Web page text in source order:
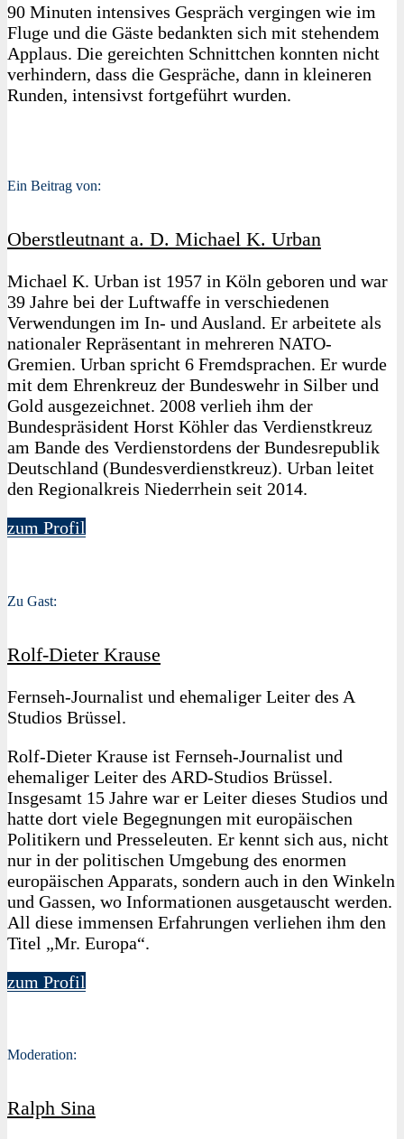
90 Minuten intensives Gespräch vergingen wie im
Fluge und die Gäste bedankten sich mit stehendem
Applaus. Die gereichten Schnittchen konnten nicht
verhindern, dass die Gespräche, dann in kleineren
Runden, intensivst fortgeführt wurden.
Ein Beitrag von:
Oberstleutnant a. D. Michael K. Urban
Michael K. Urban ist 1957 in Köln geboren und war
39 Jahre bei der Luftwaffe in verschiedenen
Verwendungen im In- und Ausland. Er arbeitete als
nationaler Repräsentant in mehreren NATO-
Gremien. Urban spricht 6 Fremdsprachen. Er wurde
mit dem Ehrenkreuz der Bundeswehr in Silber und
Gold ausgezeichnet. 2008 verlieh ihm der
Bundespräsident Horst Köhler das Verdienstkreuz
am Bande des Verdienstordens der Bundesrepublik
Deutschland (Bundesverdienstkreuz). Urban leitet
den Regionalkreis Niederrhein seit 2014.
zum Profil
Zu Gast:
Rolf-Dieter Krause
Fernseh-Journalist und ehemaliger Leiter des A
Studios Brüssel.
Rolf-Dieter Krause ist Fernseh-Journalist und
ehemaliger Leiter des ARD-Studios Brüssel.
Insgesamt 15 Jahre war er Leiter dieses Studios und
hatte dort viele Begegnungen mit europäischen
Politikern und Presseleuten. Er kennt sich aus, nicht
nur in der politischen Umgebung des enormen
europäischen Apparats, sondern auch in den Winkeln
und Gassen, wo Informationen ausgetauscht werden.
All diese immensen Erfahrungen verliehen ihm den
Titel „Mr. Europa“.
zum Profil
Moderation:
Ralph Sina